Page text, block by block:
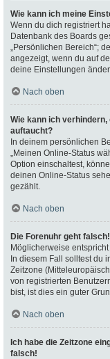
Wie kann ich meine
Wenn du dich registriert
Datenbank des Boards
„Persönlichen Bereich“;
angezeigt, wenn du auf
deine Einstellungen
Nach oben
Wie kann ich
auftaucht?
In deinem persönlichen
„Meinen Online-Status
Option einschaltest,
deinen Online-Status
gezählt.
Nach oben
Die Forenuhr geht falsch!
Möglicherweise
In diesem Fall solltest du
Zeitzone
von registrierten
bist, ist dies ein guter
Nach oben
Ich habe die Zeitzone
falsch!